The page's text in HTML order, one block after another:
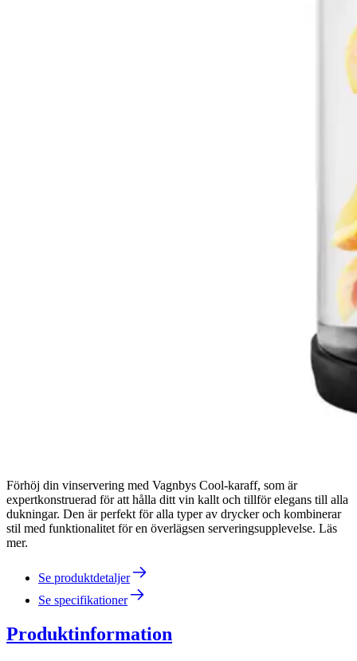
Förhöj din vinservering med Vagnbys Cool-karaff, som är
expertkonstruerad för att hålla ditt vin kallt och tillför elegans till alla
dukningar. Den är perfekt för alla typer av drycker och kombinerar
stil med funktionalitet för en överlägsen serveringsupplevelse. Läs
mer.
Se produktdetaljer
Se specifikationer
Produktinformation